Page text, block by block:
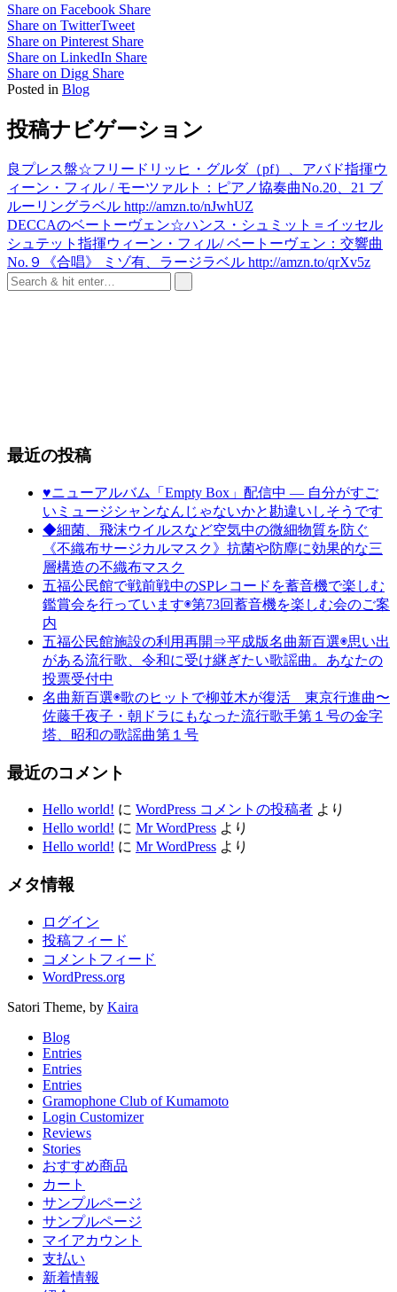
Share on Facebook Share
Share on TwitterTweet
Share on Pinterest Share
Share on LinkedIn Share
Share on Digg Share
Posted in Blog
投稿ナビゲーション
良プレス盤☆フリードリッヒ・グルダ（pf）、アバド指揮ウ
ィーン・フィル / モーツァルト：ピアノ協奏曲No.20、21 ブ
ルーリングラベル http://amzn.to/nJwhUZ
DECCAのベートーヴェン☆ハンス・シュミット＝イッセル
シュテット指揮ウィーン・フィル/ ベートーヴェン：交響曲
No.９《合唱》 ミゾ有、ラージラベル http://amzn.to/qrXv5z
最近の投稿
♥ニューアルバム「Empty Box」配信中 ― 自分がすご
いミュージシャンなんじゃないかと勘違いしそうです
◆細菌、飛沫ウイルスなど空気中の微細物質を防ぐ
《不織布サージカルマスク》抗菌や防塵に効果的な三
層構造の不織布マスク
五福公民館で戦前戦中のSPレコードを蓄音機で楽しむ
鑑賞会を行っています◉第73回蓄音機を楽しむ会のご案
内
五福公民館施設の利用再開⇒平成版名曲新百選◉思い出
がある流行歌、令和に受け継ぎたい歌謡曲。あなたの
投票受付中
名曲新百選◉歌のヒットで柳並木が復活 東京行進曲〜
佐藤千夜子・朝ドラにもなった流行歌手第１号の金字
塔、昭和の歌謡曲第１号
最近のコメント
Hello world! に WordPress コメントの投稿者 より
Hello world! に Mr WordPress より
Hello world! に Mr WordPress より
メタ情報
ログイン
投稿フィード
コメントフィード
WordPress.org
Satori Theme, by Kaira
Blog
Entries
Entries
Entries
Gramophone Club of Kumamoto
Login Customizer
Reviews
Stories
おすすめ商品
カート
サンプルページ
サンプルページ
マイアカウント
支払い
新着情報